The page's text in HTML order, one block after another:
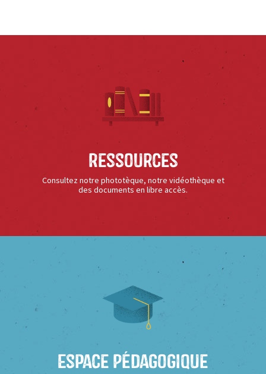
Ressources
Consultez notre phototèque, notre vidéothèque et
des documents en libre accès.
Espace Pédagogique